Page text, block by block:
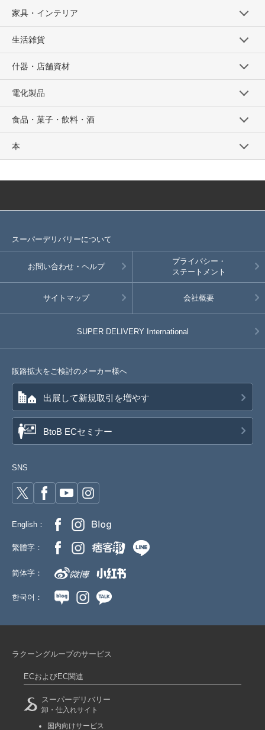
家具・インテリア
生活雑貨
什器・店舗資材
電化製品
食品・菓子・飲料・酒
本
スーパーデリバリーについて
お問い合わせ・ヘルプ
プライバシー・
ステートメント
サイトマップ 会社概要
SUPER DELIVERY International
販路拡大をご検討のメーカー様へ
出展して新規取引を増やす
BtoB ECセミナー
SNS
English：
繁體字：
简体字：
한국어：
ラクーングループのサービス
ECおよびEC関連
スーパーデリバリー
卸・仕入れサイト
国内向けサービス